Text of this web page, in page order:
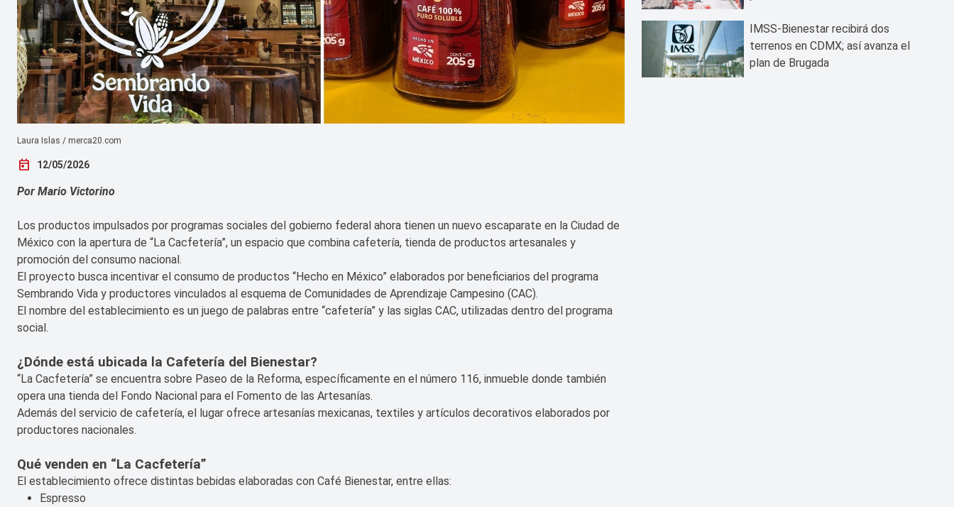
Laura Islas / merca20.com
today 12/05/2026
Por Mario Victorino
Los productos impulsados por programas sociales del gobierno federal ahora tienen un nuevo escaparate en la Ciudad de
México con la apertura de “La Cacfetería”, un espacio que combina cafetería, tienda de productos artesanales y
promoción del consumo nacional.
El proyecto busca incentivar el consumo de productos “Hecho en México” elaborados por beneficiarios del programa
Sembrando Vida y productores vinculados al esquema de Comunidades de Aprendizaje Campesino (CAC).
El nombre del establecimiento es un juego de palabras entre “cafetería” y las siglas CAC, utilizadas dentro del programa
social.
¿Dónde está ubicada la Cafetería del Bienestar?
“La Cacfetería” se encuentra sobre Paseo de la Reforma, específicamente en el número 116, inmueble donde también
opera una tienda del Fondo Nacional para el Fomento de las Artesanías.
Además del servicio de cafetería, el lugar ofrece artesanías mexicanas, textiles y artículos decorativos elaborados por
productores nacionales.
Qué venden en “La Cacfetería”
El establecimiento ofrece distintas bebidas elaboradas con Café Bienestar, entre ellas:
Espresso
IMSS-Bienestar recibirá dos
terrenos en CDMX; así avanza el
plan de Brugada